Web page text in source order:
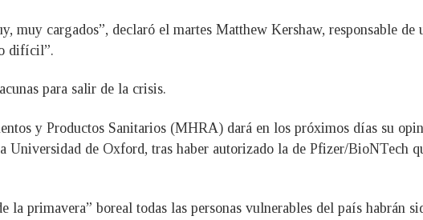
muy cargados”, declaró el martes Matthew Kershaw, responsable
difícil”.
para salir de la crisis.
y Productos Sanitarios (MHRA) dará en los próximos días su
de Oxford, tras haber autorizado la de Pfizer/BioNTech
la primavera” boreal todas las personas vulnerables del país habrán